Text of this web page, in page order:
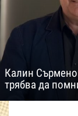
Калин
трябва да